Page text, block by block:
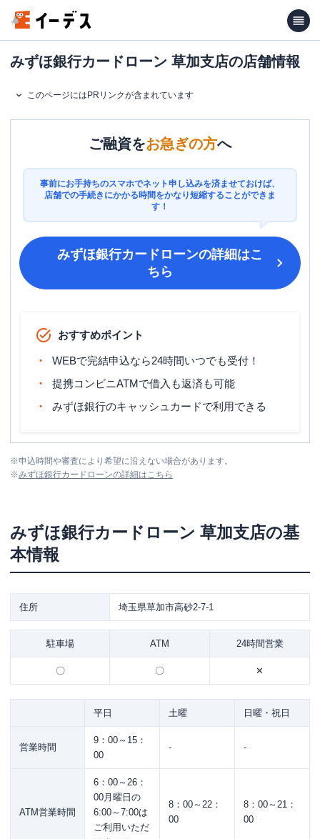
みずほ銀行カードローン 草加支店の店舗情報
このページにはPRリンクが含まれています
ご融資をお急ぎの方へ
事前にお手持ちのスマホでネット申し込みを済ませておけば、
店舗での手続きにかかる時間をかなり短縮することができま
す！
みずほ銀行カードローンの詳細はこ
ちら
おすすめポイント
WEBで完結申込なら24時間いつでも受付！
提携コンビニATMで借入も返済も可能
みずほ銀行のキャッシュカードで利用できる
※申込時間や審査により希望に沿えない場合があります。
※みずほ銀行カードローンの詳細はこちら
みずほ銀行カードローン 草加支店の基
本情報
住所 埼玉県草加市高砂2-7-1
駐車場 ATM 24時間営業
〇 〇 ✕
平日 土曜 日曜・祝日
営業時間
9：00～15：
00
- -
ATM営業時間
6：00～26：
00月曜日の
6:00～7:00は
ご利用いただ
8：00～22：
00
8：00～21：
00